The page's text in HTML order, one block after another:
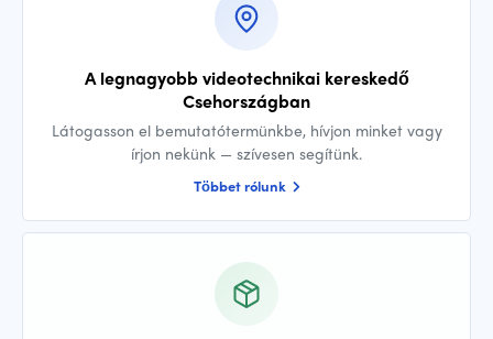
A legnagyobb videotechnikai kereskedő
Csehországban
Látogasson el bemutatótermünkbe, hívjon minket vagy
írjon nekünk — szívesen segítünk.
Többet rólunk